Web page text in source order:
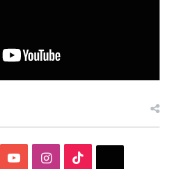
YouTubeInstagram